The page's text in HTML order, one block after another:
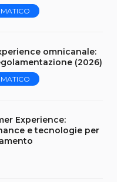
omnicanale:
(2026)
Experience:
e tecnologie per